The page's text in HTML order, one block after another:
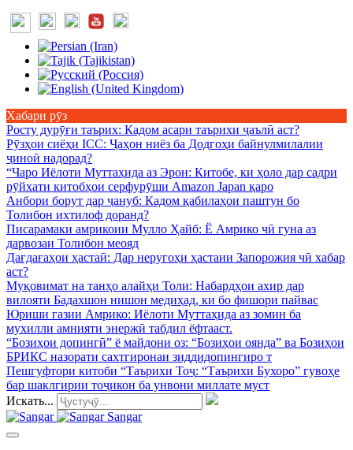
Хабари рӯз
Росту дурӯғи таърих: Кадом асари таърихи ҷаълӣ аст?
Рӯзҳои сиёҳи ICC: Ҷаҳон ниёз ба Додгоҳи байнулмилалии
ҷиноӣ надорад?
“Чаро Иёлоти Муттаҳида аз Эрон: Китобе, ки ҳоло дар садри
рӯйхати китобҳои серфурӯши Amazon Japan қаро
Анбори борут дар ҷануб: Кадом қабилаҳои паштун бо
Толибон ихтилоф доранд?
Писарамаки амрикоии Мулло Ҳайб: Ё Амрико чӣ гуна аз
дарвозаи Толибон меояд
Дағдағаҳои ҳастаӣ: Дар неругоҳи ҳастаии Запорожия чӣ хабар
аст?
Муқовимат на танҳо алайҳи Толи: Набардҳои ахир дар
вилояти Бадахшон нишон медиҳад, ки бо фишори пайвас
Юриши газии Амрико: Иёлоти Муттаҳида аз зомин ба
мухилли амнияти энержӣ табдил ёфтааст.
“Бозиҳои допингӣ” ё майдони оз: “Бозиҳои оянда” ва Бозиҳои
БРИКС назорати сахтгиронаи зиддидопингиро т
Пешгуфтори китоби “Таърихи Тоҷ: “Таърихи Бухоро” гувоҳе
бар шаклгирии тоҷикон ба унвони миллате муст
Искать...
Sangar